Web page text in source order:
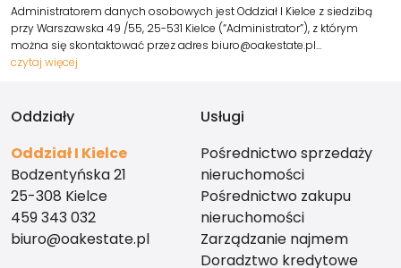
Administratorem danych osobowych jest Oddział I Kielce z siedzibą
przy Warszawska 49 /55, 25-531 Kielce (“Administrator”), z którym
można się skontaktować przez adres biuro@oakestate.pl…
czytaj więcej
Oddziały
Oddział I Kielce
Bodzentyńska 21
25-308 Kielce
459 343 032
biuro@oakestate.pl
Usługi
Pośrednictwo sprzedaży
nieruchomości
Pośrednictwo zakupu
nieruchomości
Zarządzanie najmem
Doradztwo kredytowe